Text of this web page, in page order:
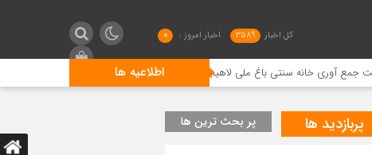
کل اخبار 3589 اخبار امروز : 0
اطلاعیه ها خانه سنتی باغ ملی لاهیجان چیست؟
پربازدید ها پر بحث ترین ها